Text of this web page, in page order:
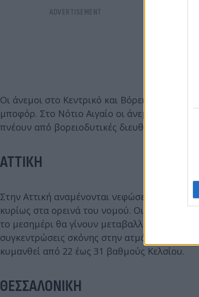
Οι άνεμοι στο Κεντρικό και Βόρειο Αιγαίο
μποφόρ. Στο Νότιο Αιγαίο οι άνεμοι θα
πνέουν από βορειοδυτικές διευθύνσεις 3
ΑΤΤΙΚΗ
Στην Αττική αναμένονται νεφώσεις το
κυρίως στα ορεινά του νομού. Οι άνεμοι θα
το μεσημέρι θα γίνουν μεταβαλλόμενοι
συγκεντρώσεις σκόνης στην ατμόσφαιρα θα
κυμανθεί από 22 έως 31 βαθμούς Κελσίου.
ΘΕΣΣΑΛΟΝΙΚΗ